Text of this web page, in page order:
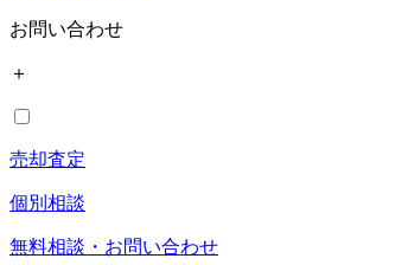
お問い合わせ
＋
売却査定
個別相談
無料相談・お問い合わせ